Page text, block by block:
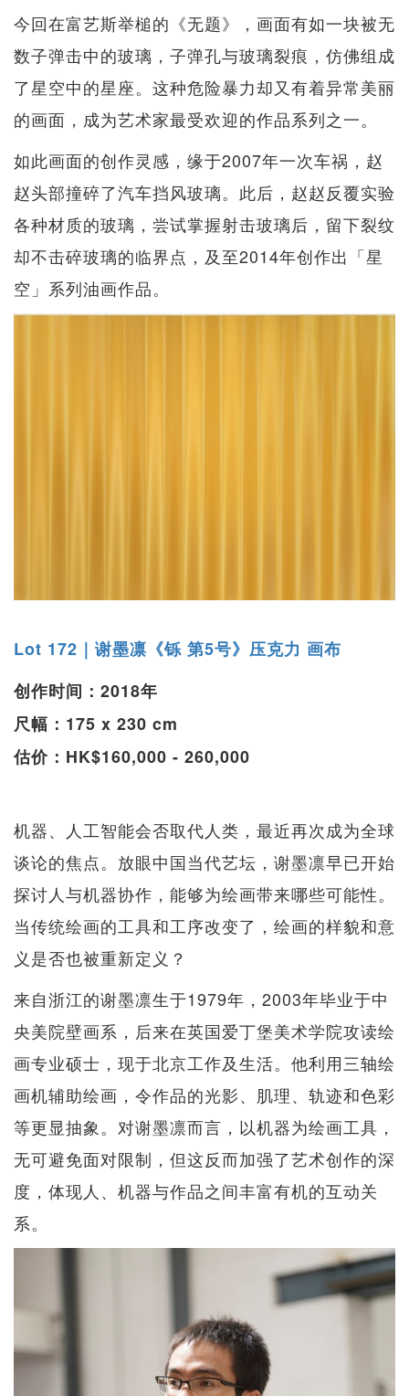
今回在富艺斯举槌的《无题》，画面有如一块被无
数子弹击中的玻璃，子弹孔与玻璃裂痕，仿佛组成
了星空中的星座。这种危险暴力却又有着异常美丽
的画面，成为艺术家最受欢迎的作品系列之一。
如此画面的创作灵感，缘于2007年一次车祸，赵
赵头部撞碎了汽车挡风玻璃。此后，赵赵反覆实验
各种材质的玻璃，尝试掌握射击玻璃后，留下裂纹
却不击碎玻璃的临界点，及至2014年创作出「星
空」系列油画作品。
Lot 172｜谢墨凛《铄 第5号》压克力 画布
创作时间：2018年
尺幅：175 x 230 cm
估价：HK$160,000 - 260,000
机器、人工智能会否取代人类，最近再次成为全球
谈论的焦点。放眼中国当代艺坛，谢墨凛早已开始
探讨人与机器协作，能够为绘画带来哪些可能性。
当传统绘画的工具和工序改变了，绘画的样貌和意
义是否也被重新定义？
来自浙江的谢墨凛生于1979年，2003年毕业于中
央美院壁画系，后来在英国爱丁堡美术学院攻读绘
画专业硕士，现于北京工作及生活。他利用三轴绘
画机辅助绘画，令作品的光影、肌理、轨迹和色彩
等更显抽象。对谢墨凛而言，以机器为绘画工具，
无可避免面对限制，但这反而加强了艺术创作的深
度，体现人、机器与作品之间丰富有机的互动关
系。